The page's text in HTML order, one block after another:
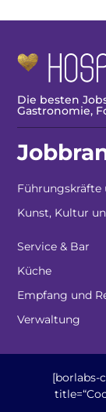
Die besten
Gastronomie,
Führungskräfte
Kunst, Kultur
Service & Bar
Küche
Empfang und
Verwaltung
[borlabs-